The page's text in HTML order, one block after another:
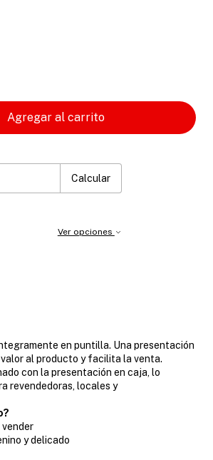
Calcular
Ver opciones
en puntilla. Una presentación
al producto y facilita la venta.
con la presentación en caja, lo
revendedoras, locales y
vender
y delicado